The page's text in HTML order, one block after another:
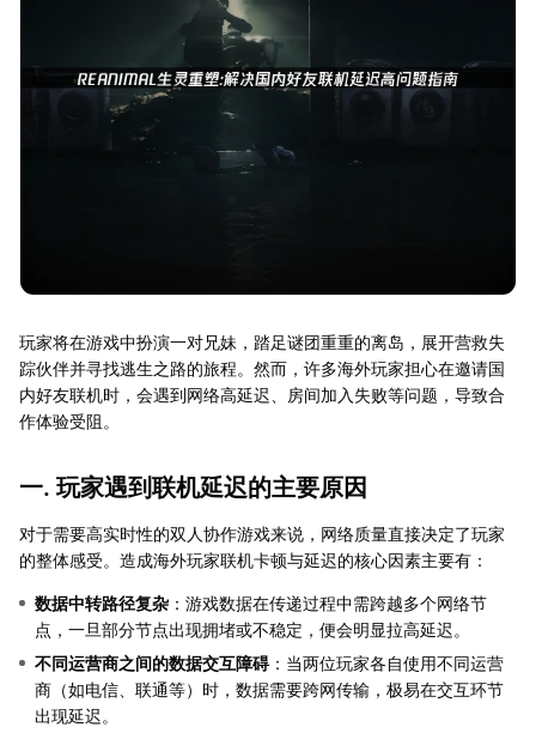
玩家将在游戏中扮演一对兄妹，踏足谜团重重的离岛，展开营救失
踪伙伴并寻找逃生之路的旅程。然而，许多海外玩家担心在邀请国
内好友联机时，会遇到网络高延迟、房间加入失败等问题，导致合
作体验受阻。
一. 玩家遇到联机延迟的主要原因
对于需要高实时性的双人协作游戏来说，网络质量直接决定了玩家
的整体感受。造成海外玩家联机卡顿与延迟的核心因素主要有：
数据中转路径复杂 ：游戏数据在传递过程中需跨越多个网络节
点，一旦部分节点出现拥堵或不稳定，便会明显拉高延迟。
不同运营商之间的数据交互障碍：当两位玩家各自使用不同运营
商（如电信、联通等）时，数据需要跨网传输，极易在交互环节
出现延迟。